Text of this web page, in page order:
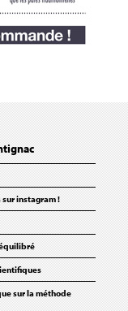
instagram !
sur la méthode